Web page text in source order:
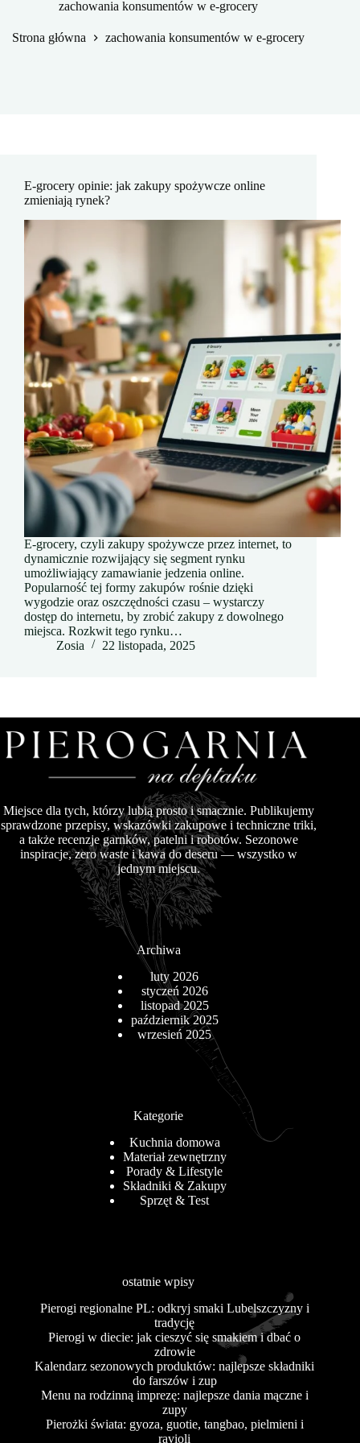
zachowania konsumentów w e-grocery
Strona główna zachowania konsumentów w e-grocery
E-grocery opinie: jak zakupy spożywcze online
zmieniają rynek?
E-grocery, czyli zakupy spożywcze przez internet, to
dynamicznie rozwijający się segment rynku
umożliwiający zamawianie jedzenia online.
Popularność tej formy zakupów rośnie dzięki
wygodzie oraz oszczędności czasu – wystarczy
dostęp do internetu, by zrobić zakupy z dowolnego
miejsca. Rozkwit tego rynku…
Zosia
22 listopada, 2025
Miejsce dla tych, którzy lubią prosto i smacznie. Publikujemy
sprawdzone przepisy, wskazówki zakupowe i techniczne triki,
a także recenzje garnków, patelni i robotów. Sezonowe
inspiracje, zero waste i kawa do deseru — wszystko w
jednym miejscu.
Archiwa
luty 2026
styczeń 2026
listopad 2025
październik 2025
wrzesień 2025
Kategorie
Kuchnia domowa
Materiał zewnętrzny
Porady & Lifestyle
Składniki & Zakupy
Sprzęt & Test
ostatnie wpisy
Pierogi regionalne PL: odkryj smaki Lubelszczyzny i
tradycję
Pierogi w diecie: jak cieszyć się smakiem i dbać o
zdrowie
Kalendarz sezonowych produktów: najlepsze składniki
do farszów i zup
Menu na rodzinną imprezę: najlepsze dania mączne i
zupy
Pierożki świata: gyoza, guotie, tangbao, pielmieni i
ravioli